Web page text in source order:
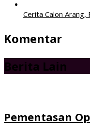
Cerita Calon Arang,
Komentar
Berita Lain
Pementasan